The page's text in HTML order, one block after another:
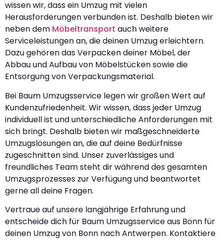
wissen wir, dass ein Umzug mit vielen
Herausforderungen verbunden ist. Deshalb bieten wir
neben dem Möbeltransport auch weitere
Serviceleistungen an, die deinen Umzug erleichtern.
Dazu gehören das Verpacken deiner Möbel, der
Abbau und Aufbau von Möbelstücken sowie die
Entsorgung von Verpackungsmaterial.
Bei Baum Umzugsservice legen wir großen Wert auf
Kundenzufriedenheit. Wir wissen, dass jeder Umzug
individuell ist und unterschiedliche Anforderungen mit
sich bringt. Deshalb bieten wir maßgeschneiderte
Umzugslösungen an, die auf deine Bedürfnisse
zugeschnitten sind. Unser zuverlässiges und
freundliches Team steht dir während des gesamten
Umzugsprozesses zur Verfügung und beantwortet
gerne all deine Fragen.
Vertraue auf unsere langjährige Erfahrung und
entscheide dich für Baum Umzugsservice aus Bonn für
deinen Umzug von Bonn nach Antwerpen. Kontaktiere